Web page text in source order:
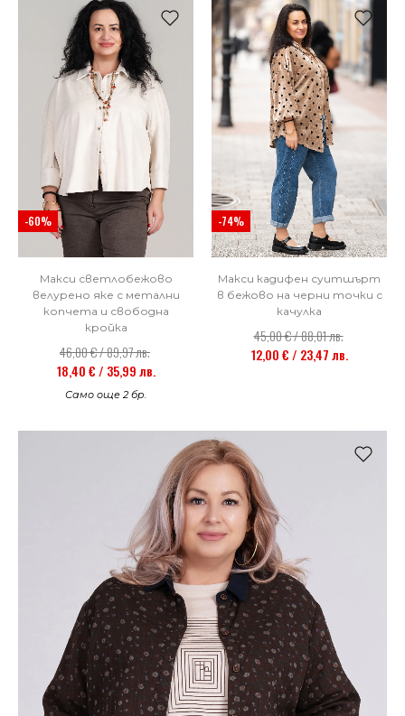
-60%
Макси светлобежово
велурено яке с метални
копчета и свободна
кройка
46,00 € / 89,97 лв.
18,40 € / 35,99 лв.
Само още 2 бр.
-74%
Макси кадифен суитшърт
в бежово на черни точки с
качулка
45,00 € / 88,01 лв.
12,00 € / 23,47 лв.